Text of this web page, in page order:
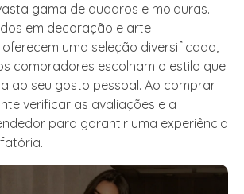
gama de quadros e molduras.
em decoração e arte
uma seleção diversificada,
compradores escolham o estilo que
ao seu gosto pessoal. Ao comprar
verificar as avaliações e a
para garantir uma experiência